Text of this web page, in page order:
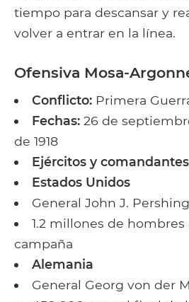
tiempo para descansar y
volver a entrar en la línea.
Ofensiva Mosa-
Conflicto: Primera
Fechas: 26 de
de 1918
Ejércitos y
Estados Unidos
General John J. Pershing
1.2 millones de hombres
campaña
Alemania
General Georg von der